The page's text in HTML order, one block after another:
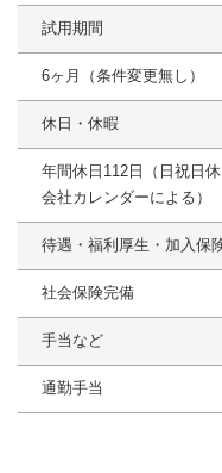
試用期間
6ヶ月（条件変更無し）
休日・休暇
年間休日112日（日祝日
会社カレンダーによる）
待遇・福利厚生・加入保
社会保険完備
手当など
通勤手当